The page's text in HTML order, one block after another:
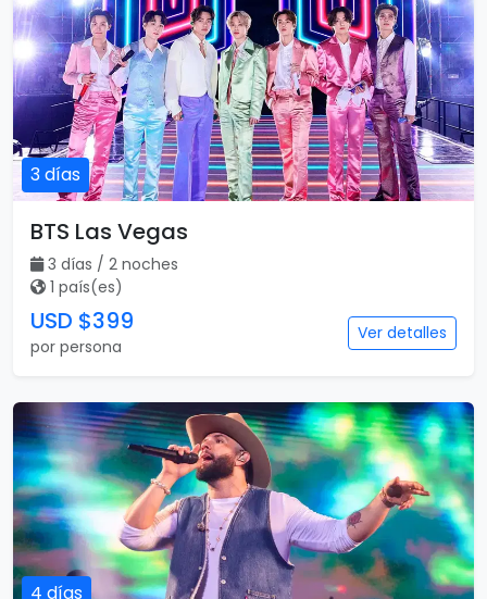
3 días
BTS Las Vegas
3 días / 2 noches
1 país(es)
USD $399
por persona
Ver detalles
4 días